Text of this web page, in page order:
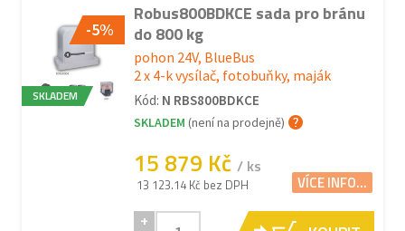
-5%
SKLADEM
Robus800BDKCE sada pro bránu
do 800 kg
pohon 24V, BlueBus
2 x 4-k vysílač, fotobuňky, maják
Kód: N RBS800BDKCE
SKLADEM (není na prodejně)
15 879 Kč / ks
13 123.14 Kč bez DPH VÍCE INFO...
+